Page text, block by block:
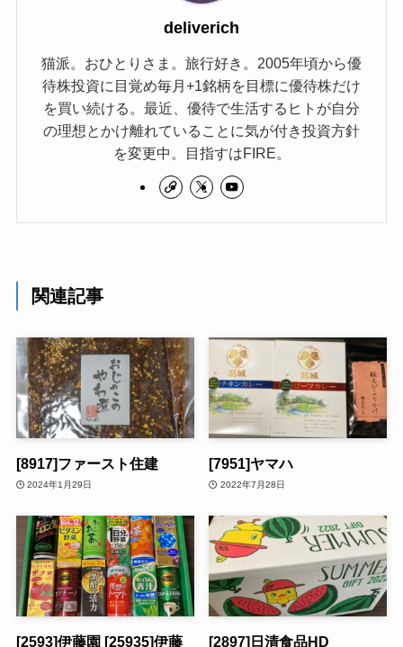
deliverich
猫派。おひとりさま。旅行好き。2005年頃から優
待株投資に目覚め毎月+1銘柄を目標に優待株だけ
を買い続ける。最近、優待で生活するヒトが自分
の理想とかけ離れていることに気が付き投資方針
を変更中。目指すはFIRE。
関連記事
[8917]ファースト住建
2024年1月29日
[7951]ヤマハ
2022年7月28日
[2593]伊藤園 [25935]伊藤
[2897]日清食品HD